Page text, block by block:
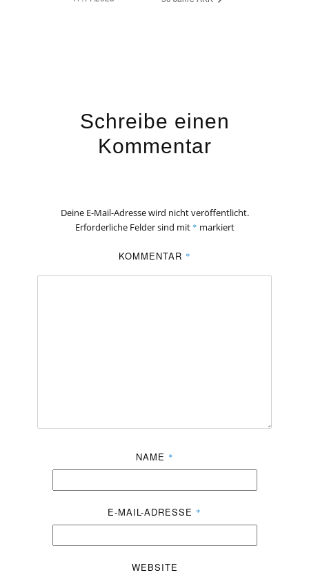
Schreibe einen
Kommentar
Deine E-Mail-Adresse wird nicht veröffentlicht.
Erforderliche Felder sind mit * markiert
KOMMENTAR *
NAME *
E-MAIL-ADRESSE *
WEBSITE